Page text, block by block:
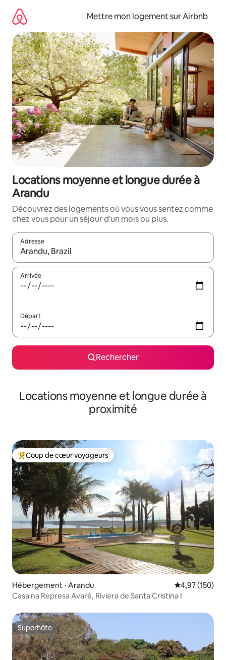
directement
contenu
Mettre mon logement sur Airbnb
Locations moyenne et longue durée à
Arandu
Découvrez des logements où vous vous sentez comme
chez vous pour un séjour d'un mois ou plus.
Adresse
Lorsque les résultats s'affichent, utilisez les flèches vers le
Arrivée
Départ
Rechercher
Locations moyenne et longue durée à
proximité
Coups de cœur voyageurs les plus appréciés
Coup de cœur voyageurs
Hébergement ⋅ Arandu Évaluation
4,97 (150)
Casa na Represa Avaré, Riviera de Santa Cristina I
Superhôte
Superhôte